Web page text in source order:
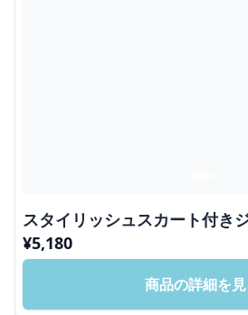
スタイリッシュスカート付き
¥5,180
商品の詳細を